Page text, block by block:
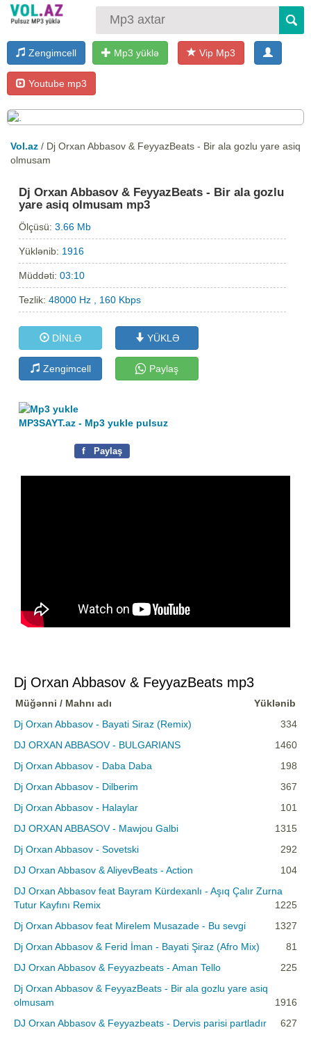
Zengimcell Mp3 yüklə Vip Mp3
Youtube mp3
Vol.az / Dj Orxan Abbasov & FeyyazBeats - Bir ala gozlu yare asiq
olmusam
Dj Orxan Abbasov & FeyyazBeats - Bir ala gozlu
yare asiq olmusam mp3
Ölçüsü:3.66 Mb
Yüklənib: 1916
Müddəti:03:10
Tezlik:48000 Hz , 160 Kbps
DİNLƏ YÜKLƏ
Zengimcell Paylaş
MP3SAYT.az - Mp3 yukle pulsuz
f Paylaş
Dj Orxan Abbasov & FeyyazBeats mp3
Müğənni / Mahnı adı
Yüklənib
Dj Orxan Abbasov - Bayati Siraz (Remix)
334
DJ ORXAN ABBASOV - BULGARIANS
1460
Dj Orxan Abbasov - Daba Daba
198
Dj Orxan Abbasov - Dilberim
367
Dj Orxan Abbasov - Halaylar
101
DJ ORXAN ABBASOV - Mawjou Galbi
1315
Dj Orxan Abbasov - Sovetski
292
DJ Orxan Abbasov & AliyevBeats - Action
104
DJ Orxan Abbasov feat Bayram Kürdexanlı - Aşıq Çalır Zurna
Tutur Kayfını Remix
1225
Dj Orxan Abbasov feat Mirelem Musazade - Bu sevgi
1327
Dj Orxan Abbasov & Ferid İman - Bayati Şiraz (Afro Mix)
81
DJ Orxan Abbasov & Feyyazbeats - Aman Tello
225
Dj Orxan Abbasov & FeyyazBeats - Bir ala gozlu yare asiq
olmusam
1916
DJ Orxan Abbasov & Feyyazbeats - Dervis parisi partladır
627